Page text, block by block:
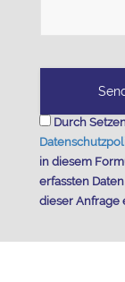
Durch
in diesem
erfassten
dieser Anfrage